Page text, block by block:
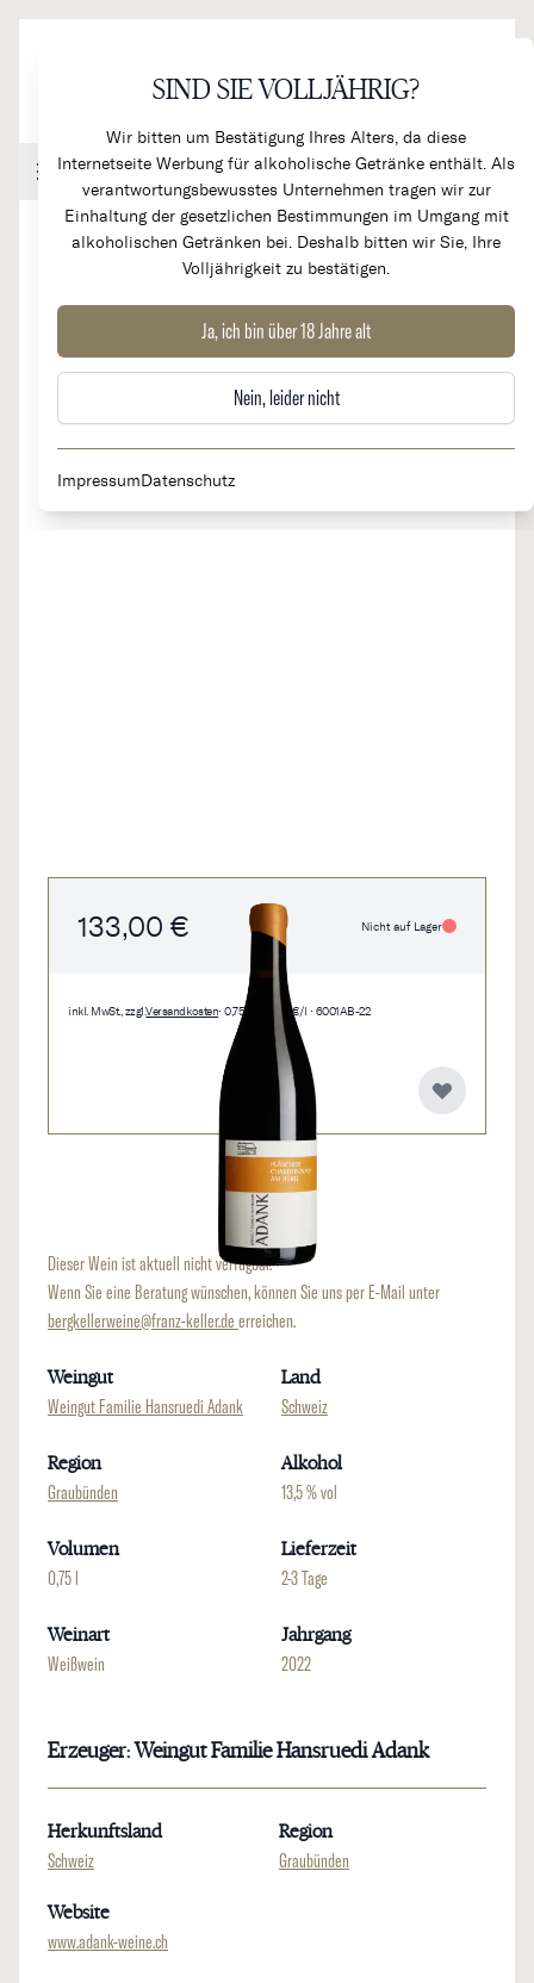
SIND SIE VOLLJÄHRIG?
Wir bitten um Bestätigung Ihres Alters, da diese
Internetseite Werbung für alkoholische Getränke enthält. Als
verantwortungsbewusstes Unternehmen tragen wir zur
Einhaltung der gesetzlichen Bestimmungen im Umgang mit
alkoholischen Getränken bei. Deshalb bitten wir Sie, Ihre
Volljährigkeit zu bestätigen.
Ja, ich bin über 18 Jahre alt
Nein, leider nicht
ImpressumDatenschutz
Handel & Gastronomie Kundenkonto Warenkorb
Fläscher Chardonnay "Am Berg"
133,00 € Nicht auf Lager
inkl. MwSt., zzgl.Versandkosten• 0,75 l • 177,33 €/l • 6001AB-22
Dieser Wein ist aktuell nicht verfügbar.
Wenn Sie eine Beratung wünschen, können Sie uns per E-Mail unter
bergkellerweine@franz-keller.de erreichen.
Weingut
Weingut Familie Hansruedi Adank
Land
Schweiz
Region
Graubünden
Alkohol
13,5 % vol
Volumen
0,75 l
Lieferzeit
2-3 Tage
Weinart
Weißwein
Jahrgang
2022
Erzeuger: Weingut Familie Hansruedi Adank
Herkunftsland
Schweiz
Region
Graubünden
Website
www.adank-weine.ch